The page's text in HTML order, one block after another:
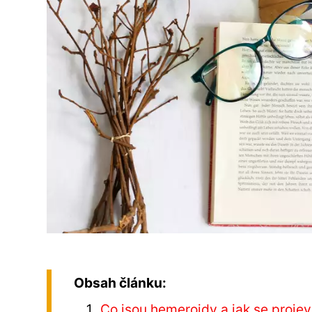
Obsah článku: